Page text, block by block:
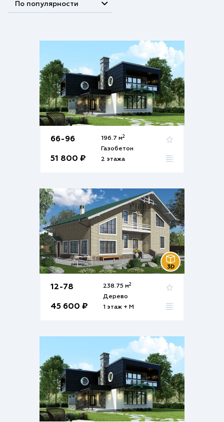
По популярности
66-96
51 800 ₽
196.7 м2
Газобетон
2 этажа
12-78
45 600 ₽
238.75 м2
Дерево
1 этаж + М